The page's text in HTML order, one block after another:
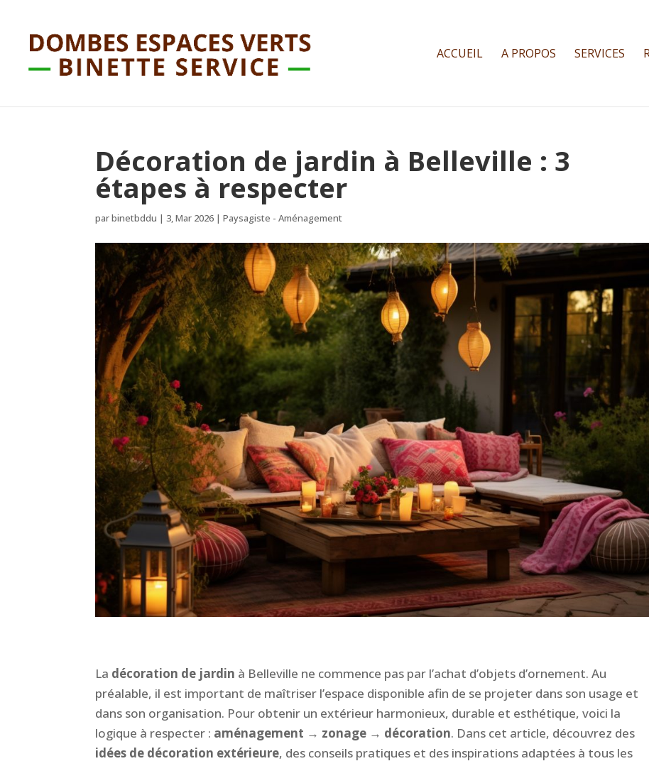
ACCUEIL A PROPOS SERVICES
Décoration de jardin à Belleville : 3
étapes à respecter
parbinetbddu | 3, Mar 2026 |Paysagiste - Aménagement
La décoration de jardin à Belleville ne commence pas par l’achat d’objets d’ornement. Au
préalable, il est important de maîtriser l’espace disponible afin de se projeter dans son usage et
dans son organisation. Pour obtenir un extérieur harmonieux, durable et esthétique, voici la
logique à respecter : aménagement → zonage → décoration. Dans cet article, découvrez des
idées de décoration extérieure, des conseils pratiques et des inspirations adaptées à tous les